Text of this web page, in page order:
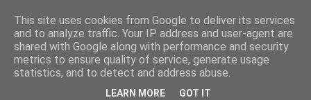
This site uses cookies from Google to deliver its services
and to analyze traffic. Your IP address and user-agent are
shared with Google along with performance and security
metrics to ensure quality of service, generate usage
statistics, and to detect and address abuse.
LEARN MORE GOT IT